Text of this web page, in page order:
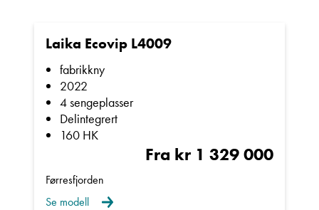
E-post
Telefon/Mobil
Spørsmål / beskjed
Laika Ecovip L4009
fabrikkny
2022
4 sengeplasser
Delintegrert
160 HK
Fra kr 1 329 000
Førresfjorden
Se modell